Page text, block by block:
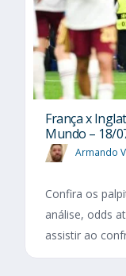
França x
Mundo – 18/
Armando
Confira os
análise, odds
assistir ao